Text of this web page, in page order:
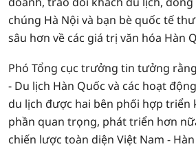
chúng Hà Nội và bạn bè quốc tế
sâu hơn về các giá trị văn hóa Hàn
Phó Tổng cục trưởng tin tưởng
- Du lịch Hàn Quốc và các hoạt
du lịch được hai bên phối hợp triển
phần quan trọng, phát triển hơn
chiến lược toàn diện Việt Nam -